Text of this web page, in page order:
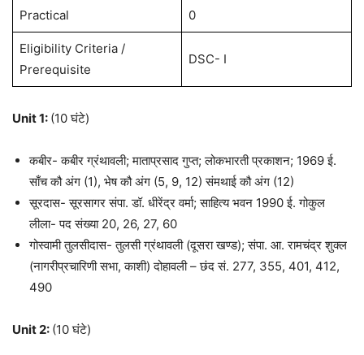
Practical 0
Eligibility Criteria /
Prerequisite
DSC- I
Unit 1: (10 घंटे)
कबीर- कबीर ग्रंथावली; माताप्रसाद गुप्त; लोकभारती प्रकाशन; 1969 ई.
साँच कौ अंग (1), भेष कौ अंग (5, 9, 12) संमथाई कौ अंग (12)
सूरदास- सूरसागर संपा. डॉ. धीरेंद्र वर्मा; साहित्य भवन 1990 ई. गोकुल
लीला- पद संख्या 20, 26, 27, 60
गोस्वामी तुलसीदास- तुलसी ग्रंथावली (दूसरा खण्ड); संपा. आ. रामचंद्र शुक्ल
(नागरीप्रचारिणी सभा, काशी) दोहावली – छंद सं. 277, 355, 401, 412,
490
Unit 2: (10 घंटे)